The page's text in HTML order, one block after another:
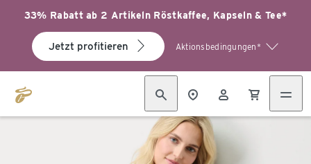
33% Rabatt ab 2 Artikeln Röstkaffee, Kapseln & Tee*
Jetzt profitieren Aktionsbedingungen*